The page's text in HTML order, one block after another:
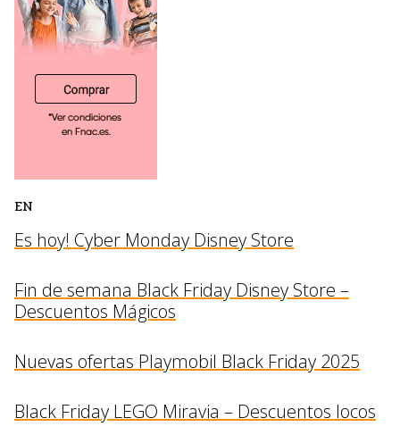
EN
Es hoy! Cyber Monday Disney Store
Fin de semana Black Friday Disney Store –
Descuentos Mágicos
Nuevas ofertas Playmobil Black Friday 2025
Black Friday LEGO Miravia – Descuentos locos